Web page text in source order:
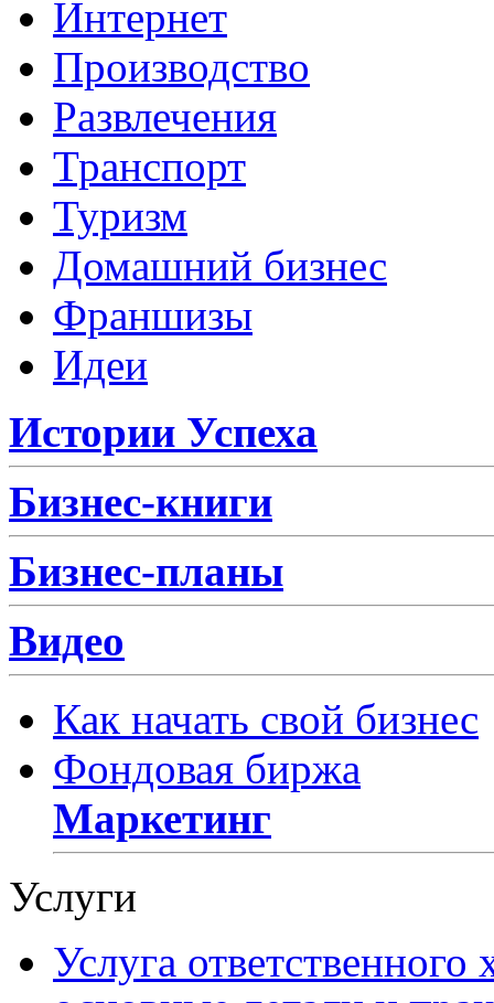
Интернет
Производство
Развлечения
Транспорт
Туризм
Домашний бизнес
Франшизы
Идеи
Истории Успеха
Бизнес-книги
Бизнес-планы
Видео
Как начать свой бизнес
Фондовая биржа
Маркетинг
Услуги
Услуга